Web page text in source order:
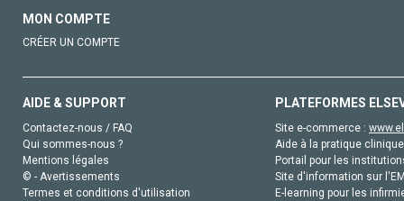
MON COMPTE
CRÉER UN COMPTE
AIDE & SUPPORT
Contactez-nous / FAQ
Qui sommes-nous ?
Mentions légales
© - Avertissements
Termes et conditions d'utilisation
PLATEFORMES
Site e-commerce :
Aide à la pratique
Portail pour les
Site d'information sur
E-learning pour les